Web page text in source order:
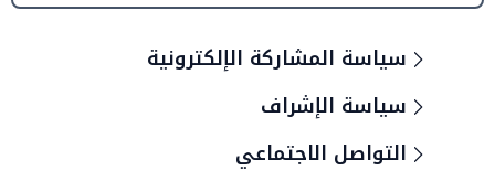
سياسة المشاركة الإلكترونية
سياسة الإشراف
التواصل الاجتماعي